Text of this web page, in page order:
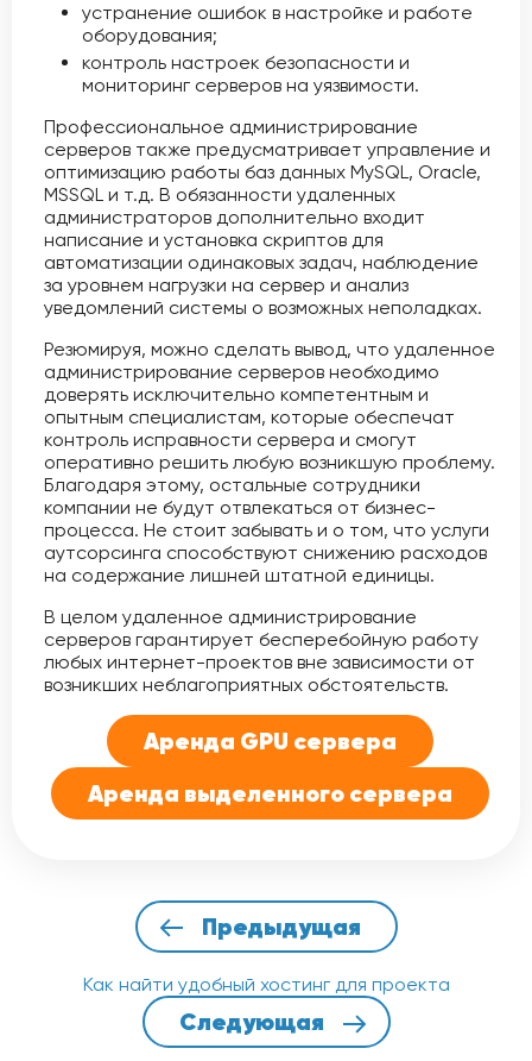
устранение ошибок в настройке и работе
оборудования;
контроль настроек безопасности и
мониторинг серверов на уязвимости.
Профессиональное администрирование
серверов также предусматривает управление и
оптимизацию работы баз данных MySQL, Oracle,
MSSQL и т.д. В обязанности удаленных
администраторов дополнительно входит
написание и установка скриптов для
автоматизации одинаковых задач, наблюдение
за уровнем нагрузки на сервер и анализ
уведомлений системы о возможных неполадках.
Резюмируя, можно сделать вывод, что удаленное
администрирование серверов необходимо
доверять исключительно компетентным и
опытным специалистам, которые обеспечат
контроль исправности сервера и смогут
оперативно решить любую возникшую проблему.
Благодаря этому, остальные сотрудники
компании не будут отвлекаться от бизнес-
процесса. Не стоит забывать и о том, что услуги
аутсорсинга способствуют снижению расходов
на содержание лишней штатной единицы.
В целом удаленное администрирование
серверов гарантирует бесперебойную работу
любых интернет-проектов вне зависимости от
возникших неблагоприятных обстоятельств.
Аренда GPU сервера
Аренда выделенного сервера
Предыдущая
Как найти удобный хостинг для проекта
Следующая